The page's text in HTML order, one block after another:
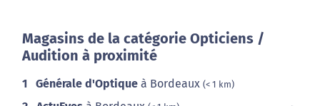
Magasins de la catégorie Opticiens /
Audition à proximité
1 Générale d'Optique à Bordeaux (< 1 km)